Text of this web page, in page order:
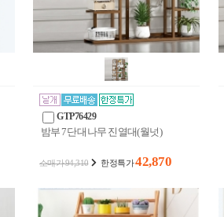
GTP76429
밤부 7단 대나무 진열대(월넛)
소매가 94,310 한정특가42,870